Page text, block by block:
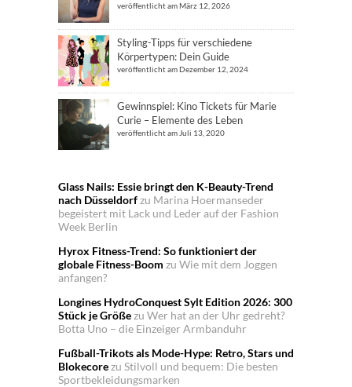
veröffentlicht am März 12, 2026
Styling-Tipps für verschiedene
Körpertypen: Dein Guide
veröffentlicht am Dezember 12, 2024
Gewinnspiel: Kino Tickets für Marie
Curie – Elemente des Leben
veröffentlicht am Juli 13, 2020
Glass Nails: Essie bringt den K-Beauty-Trend
nach Düsseldorfzu Marina Hoermanseder
begeistert mit Lack und Leder auf der Fashion
Week Berlin
Hyrox Fitness-Trend: So funktioniert der
globale Fitness-Boom zu Wie mit dem Joggen
anfangen?
Longines HydroConquest Sylt Edition 2026: 300
Stück je Größezu Wer hat an der Uhr gedreht?
Botta Uno – die Einzeiger Armbanduhr
Fußball-Trikots als Mode-Hype: Retro, Stars und
Blokecorezu Stilvoll und bequem: Die besten
Sportbekleidungsmarken